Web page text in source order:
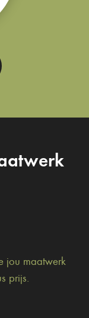
jou maatwerk
prijs.